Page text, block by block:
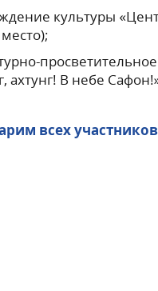
культуры
ахтунг! В небе
всех